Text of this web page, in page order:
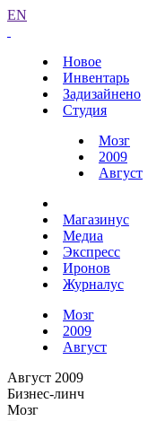
EN
Новое
Инвентарь
Задизайнено
Студия
Мозг
2009
Август
Магазинус
Медиа
Экспресс
Иронов
Журналус
Мозг
2009
Август
Август 2009
Бизнес-линч
Мозг